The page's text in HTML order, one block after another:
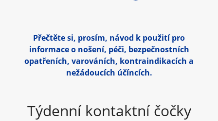
Přečtěte si, prosím, návod k použití pro
informace o nošení, péči, bezpečnostních
opatřeních, varováních, kontraindikacích a
nežádoucích účíncích.
Týdenní kontaktní čočky